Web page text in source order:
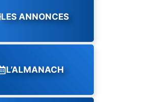
LES ANNONCES
L’ALMANACH